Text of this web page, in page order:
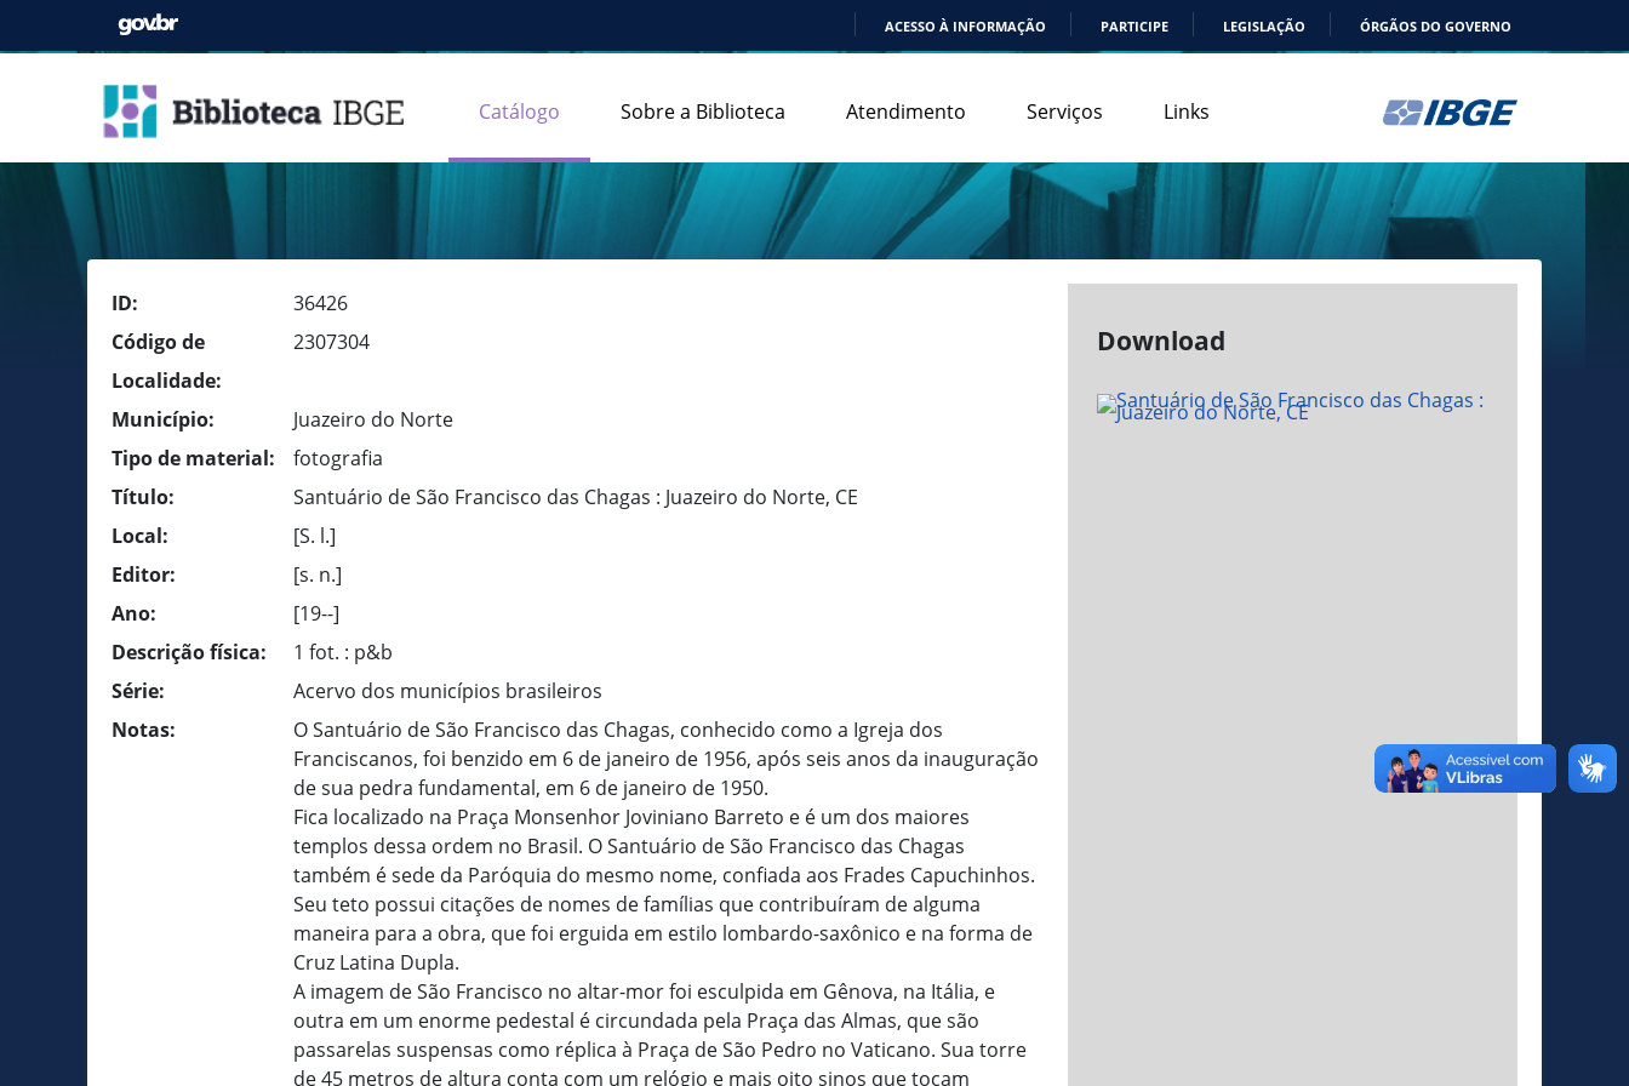
ACESSO À INFORMAÇÃO PARTICIPE LEGISLAÇÃO ÓRGÃOS DO GOVERNO
Catálogo Sobre a Biblioteca Atendimento Serviços Links
ID:
36426
Código de
Localidade:
2307304
Município:
Juazeiro do Norte
Tipo de material:
fotografia
Título:
Santuário de São Francisco das Chagas : Juazeiro do Norte, CE
Local:
[S. l.]
Editor:
[s. n.]
Ano:
[19--]
Descrição física:
1 fot. : p&b
Série:
Acervo dos municípios brasileiros
Notas:
O Santuário de São Francisco das Chagas, conhecido como a Igreja dos
Franciscanos, foi benzido em 6 de janeiro de 1956, após seis anos da inauguração
de sua pedra fundamental, em 6 de janeiro de 1950.
Fica localizado na Praça Monsenhor Joviniano Barreto e é um dos maiores
templos dessa ordem no Brasil. O Santuário de São Francisco das Chagas
também é sede da Paróquia do mesmo nome, confiada aos Frades Capuchinhos.
Seu teto possui citações de nomes de famílias que contribuíram de alguma
maneira para a obra, que foi erguida em estilo lombardo-saxônico e na forma de
Cruz Latina Dupla.
A imagem de São Francisco no altar-mor foi esculpida em Gênova, na Itália, e
outra em um enorme pedestal é circundada pela Praça das Almas, que são
passarelas suspensas como réplica à Praça de São Pedro no Vaticano. Sua torre
de 45 metros de altura conta com um relógio e mais oito sinos que tocam
Download